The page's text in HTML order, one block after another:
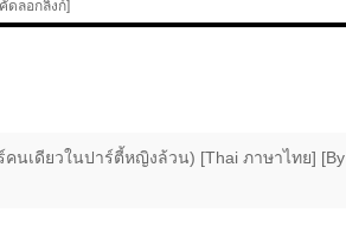
ดลอกลิงก์]
คนเดียวในปาร์ตี้หญิงล้วน) [Thai ภาษาไทย] [By